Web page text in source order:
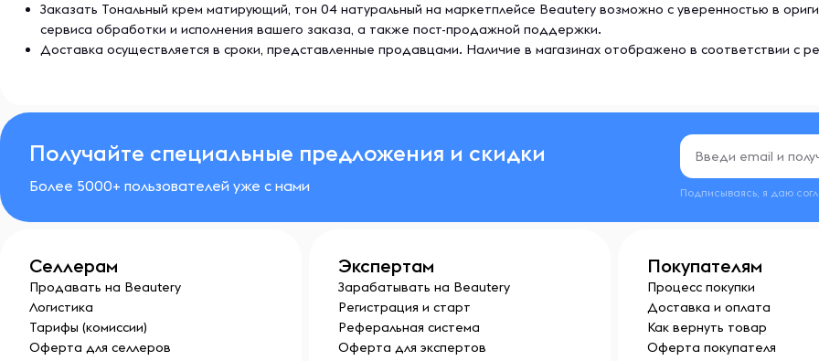
Заказать Тональный крем матирующий, тон 04 натуральный на маркетплейсе Beautery возможно с уверенностью в
сервиса обработки и исполнения вашего заказа, а также пост-продажной поддержки.
Доставка осуществляется в сроки, представленные продавцами. Наличие в магазинах отображено в соответствии с
Получайте специальные предложения и скидки
Более 5000+ пользователей уже с нами Подписываясь, я даю
Селлерам
Продавать на Beautery
Логистика
Тарифы (комиссии)
Оферта для селлеров
Экспертам
Зарабатывать на Beautery
Регистрация и старт
Реферальная система
Оферта для экспертов
Покупателям
Процесс покупки
Доставка и оплата
Как вернуть товар
Оферта покупателя